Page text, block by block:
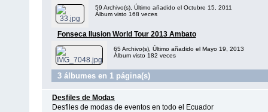
59 Archivo(s), Último añadido el Octubre 15, 2011
Álbum visto 168 veces
Fonseca Ilusion World Tour 2013 Ambato
65 Archivo(s), Último añadido el Mayo 19, 2013
Álbum visto 182 veces
3 álbumes en 1 página(s)
Desfiles de Modas
Desfiles de modas de eventos en todo el Ecuador